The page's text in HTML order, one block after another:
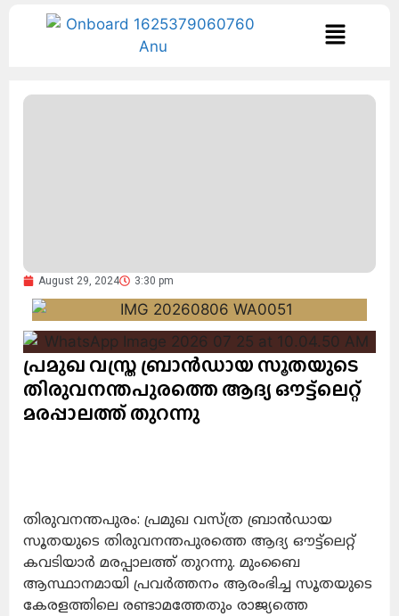
August 29, 2024 3:30 pm
പ്രമുഖ വസ്ത്ര ബ്രാന്‍ഡായ സൂതയുടെ
തിരുവനന്തപുരത്തെ ആദ്യ ഔട്ട്‌ലെറ്റ്
മരപ്പാലത്ത് തുറന്നു
തിരുവനന്തപുരം: പ്രമുഖ വസ്ത്ര ബ്രാന്‍ഡായ
സൂതയുടെ തിരുവനന്തപുരത്തെ ആദ്യ ഔട്ട്‌ലെറ്റ്
കവടിയാര്‍ മരപ്പാലത്ത് തുറന്നു. മുംബൈ
ആസ്ഥാനമായി പ്രവര്‍ത്തനം ആരംഭിച്ച സൂതയുടെ
കേരളത്തിലെ രണ്ടാമത്തേതും രാജ്യത്തെ